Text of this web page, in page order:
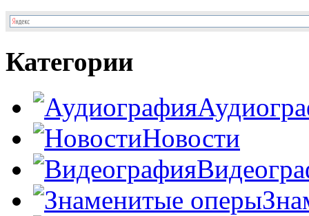
Категории
Новости